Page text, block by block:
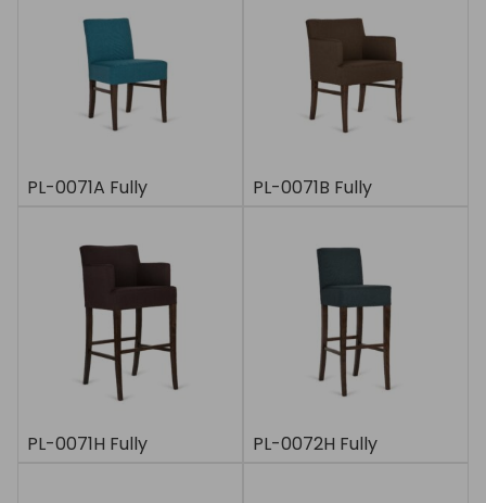
PL-0071A Fully PL-0071B Fully
PL-0071H Fully PL-0072H Fully